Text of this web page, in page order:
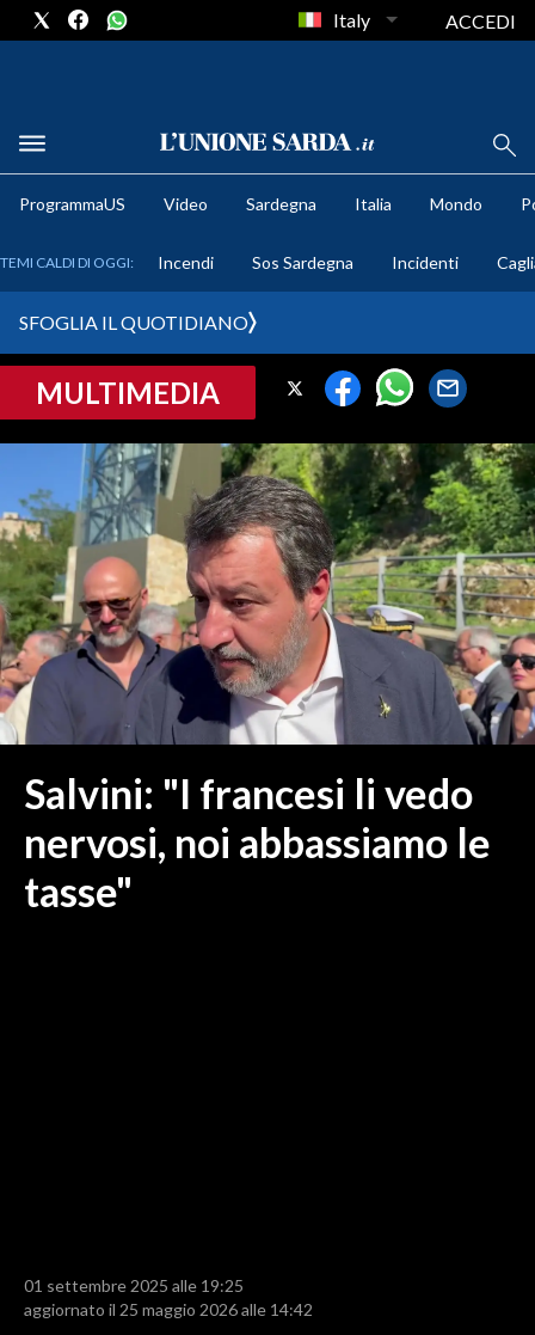
METEO
CRONACA SARDEGNA
PROVINCIA DI CAGLIARI
SULCIS IGLESIENTE
MEDIO CAMPIDANO
ORISTANO E PROVINCIA
SASSARI E PROVINCIA
GALLURA
NUORO E PROVINCIA
OGLIASTRA
ITALIA
MONDO
RISULTATI E CLASSIFICHE
Italy ACCEDI
ProgrammaUS Video Sardegna Italia Mondo
TEMI CALDI DI OGGI: Incendi Sos Sardegna Incidenti
SFOGLIA IL QUOTIDIANO
MULTIMEDIA
Salvini: "I francesi li vedo
nervosi, noi abbassiamo le
tasse"
01 settembre 2025 alle 19:25
aggiornato il 25 maggio 2026 alle 14:42